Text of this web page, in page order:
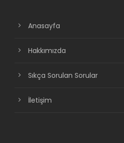
Anasayfa
Hakkımızda
Sıkça Sorulan Sorular
İletişim